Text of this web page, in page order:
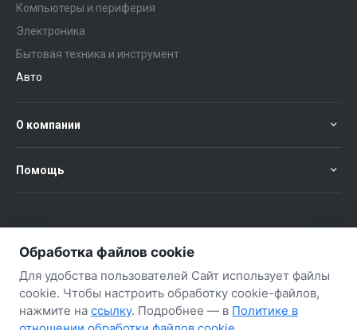
Компьютеры и периферия
Электроника
Бытовая техника и инструмент
Авто
О компании
Помощь
+375 (29) 563-57-02
Обработка файлов cookie
Для удобства пользователей Сайт использует файлы
cookie. Чтобы настроить обработку cookie-файлов,
нажмите на ссылку. Подробнее — в Политике в